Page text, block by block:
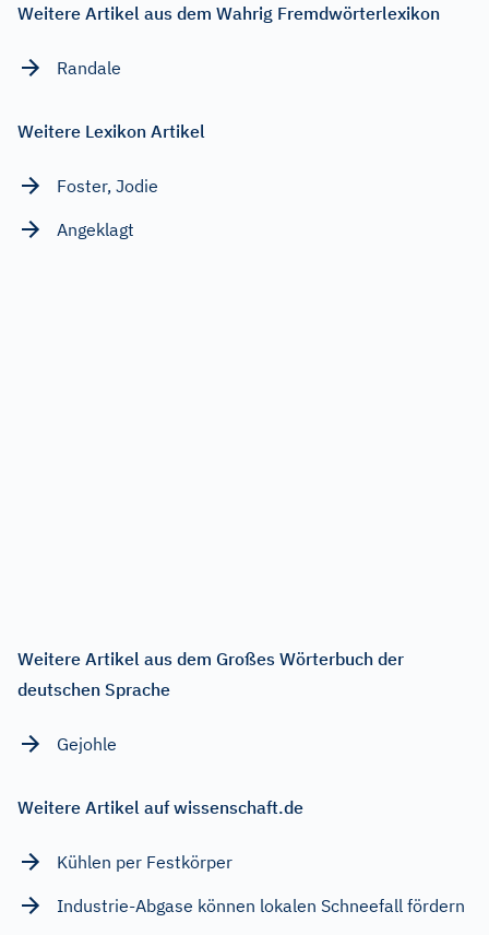
Weitere Artikel aus dem Wahrig Fremdwörterlexikon
Randale
Weitere Lexikon Artikel
Foster, Jodie
Angeklagt
Weitere Artikel aus dem Großes Wörterbuch der
deutschen Sprache
Gejohle
Weitere Artikel auf wissenschaft.de
Kühlen per Festkörper
Industrie-Abgase können lokalen Schneefall fördern